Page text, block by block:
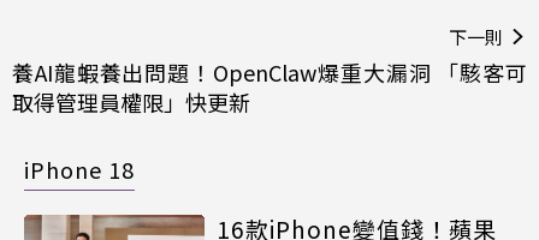
下一則
養AI龍蝦養出問題！OpenClaw爆重大漏洞 「駭客可
取得管理員權限」快更新
iPhone 18
16款iPhone變值錢！蘋果